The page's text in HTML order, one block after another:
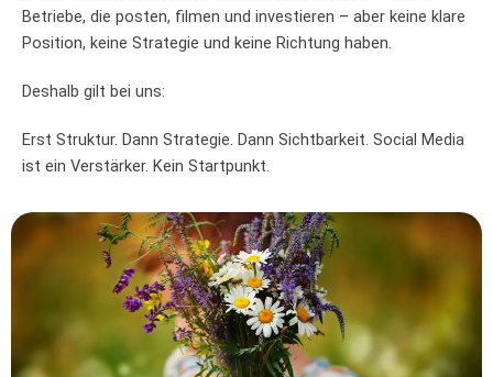
Betriebe, die posten, filmen und investieren – aber keine klare
Position, keine Strategie und keine Richtung haben.
Deshalb gilt bei uns:
Erst Struktur. Dann Strategie. Dann Sichtbarkeit. Social Media
ist ein Verstärker. Kein Startpunkt.